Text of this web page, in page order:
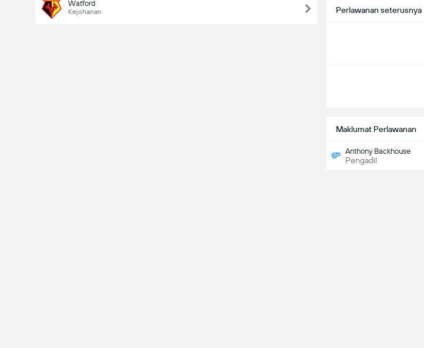
Watford
Kejohanan Perlawanan seterusnya
Maklumat Perlawanan
Anthony Backhouse
Pengadil